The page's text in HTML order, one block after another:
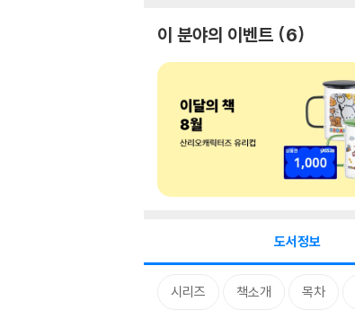
이 분야의 이벤트 6
도서정보
시리즈 책소개 목차